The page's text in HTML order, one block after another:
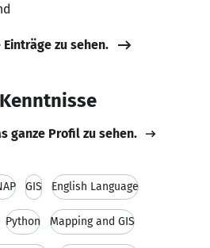
zu sehen.
ganze Profil zu sehen.
GIS English Language
Python Mapping and GIS